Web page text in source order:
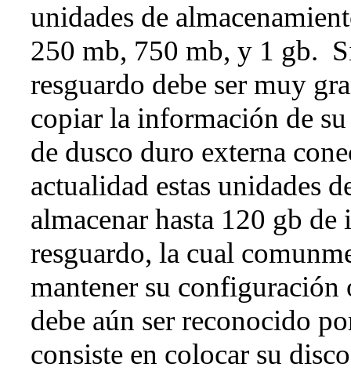
unidades de
250 mb, 750 mb, y 1 gb.
resguardo debe ser muy
copiar la información de
de dusco duro externa
actualidad estas unidades
almacenar hasta 120 gb
resguardo, la cual
mantener su
debe aún ser reconocido
consiste en colocar su